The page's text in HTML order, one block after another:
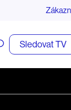
Otevřít
vyhledávání
Sledovat TV